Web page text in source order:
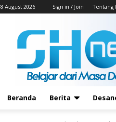
8 August 2026 Sign in / Join Tentang
Beranda Berita